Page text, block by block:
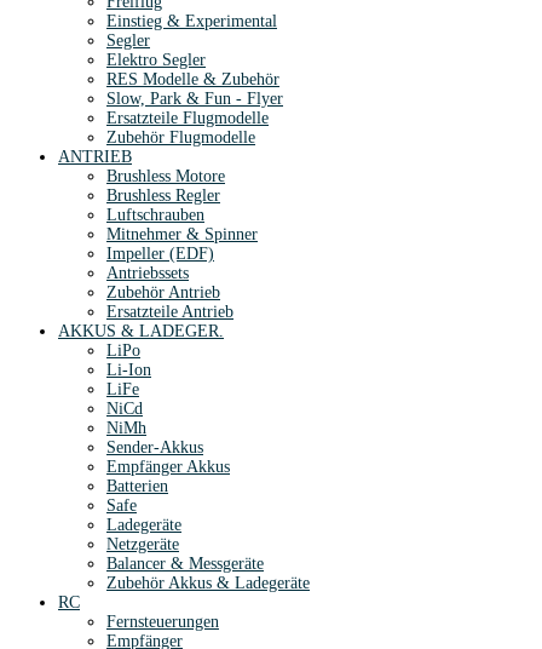
Einstieg & Experimental
Segler
Elektro Segler
RES Modelle & Zubehör
Slow, Park & Fun - Flyer
Ersatzteile Flugmodelle
Zubehör Flugmodelle
ANTRIEB
Brushless Motore
Brushless Regler
Luftschrauben
Mitnehmer & Spinner
Impeller (EDF)
Antriebssets
Zubehör Antrieb
Ersatzteile Antrieb
AKKUS & LADEGER.
LiPo
Li-Ion
LiFe
NiCd
NiMh
Sender-Akkus
Empfänger Akkus
Batterien
Safe
Ladegeräte
Netzgeräte
Balancer & Messgeräte
Zubehör Akkus & Ladegeräte
RC
Fernsteuerungen
Empfänger